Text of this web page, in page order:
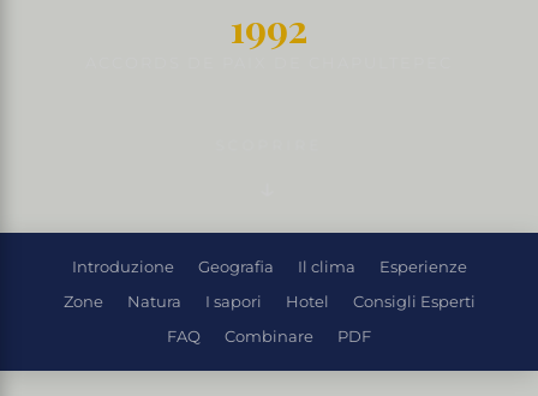
1992
Introduzione Geografia Il clima
Esperienze
Zone
Natura I sapori Hotel
Consigli Esperti
FAQ
Combinare PDF